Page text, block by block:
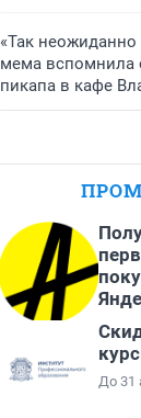
«Так неожиданно
мема вспомнила
пикапа в кафе
До 31